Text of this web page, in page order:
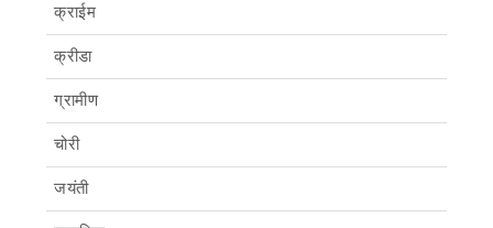
क्राईम
क्रीडा
ग्रामीण
चोरी
जयंती